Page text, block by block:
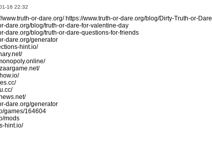
16 22:32
www.truth-or-dare.org/ https://www.truth-or-dare.org/blog/Dirty-Truth-or-Dare
dare.org/blog/truth-or-dare-for-valentine-day
dare.org/blog/truth-or-dare-questions-for-friends
dare.org/generator
hint.io/
dare.org/generator
games/164604
mods
hint.io/